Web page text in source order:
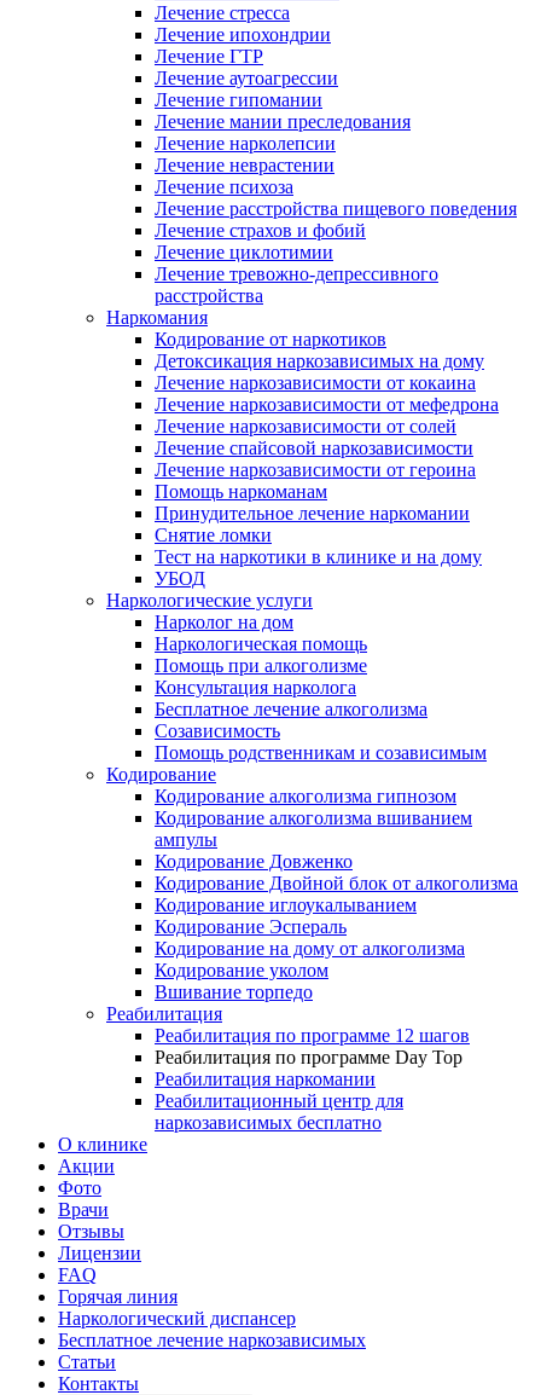
Лечение стресса
Лечение ипохондрии
Лечение ГТР
Лечение аутоагрессии
Лечение гипомании
Лечение мании преследования
Лечение нарколепсии
Лечение неврастении
Лечение психоза
Лечение расстройства пищевого поведения
Лечение страхов и фобий
Лечение циклотимии
Лечение тревожно-депрессивного
расстройства
Наркомания
Кодирование от наркотиков
Детоксикация наркозависимых на дому
Лечение наркозависимости от кокаина
Лечение наркозависимости от мефедрона
Лечение наркозависимости от солей
Лечение спайсовой наркозависимости
Лечение наркозависимости от героина
Помощь наркоманам
Принудительное лечение наркомании
Снятие ломки
Тест на наркотики в клинике и на дому
УБОД
Наркологические услуги
Нарколог на дом
Наркологическая помощь
Помощь при алкоголизме
Консультация нарколога
Бесплатное лечение алкоголизма
Созависимость
Помощь родственникам и созависимым
Кодирование
Кодирование алкоголизма гипнозом
Кодирование алкоголизма вшиванием
ампулы
Кодирование Довженко
Кодирование Двойной блок от алкоголизма
Кодирование иглоукалыванием
Кодирование Эспераль
Кодирование на дому от алкоголизма
Кодирование уколом
Вшивание торпедо
Реабилитация
Реабилитация по программе 12 шагов
Реабилитация по программе Day Top
Реабилитация наркомании
Реабилитационный центр для
наркозависимых бесплатно
О клинике
Акции
Фото
Врачи
Отзывы
Лицензии
FAQ
Горячая линия
Наркологический диспансер
Бесплатное лечение наркозависимых
Статьи
Контакты